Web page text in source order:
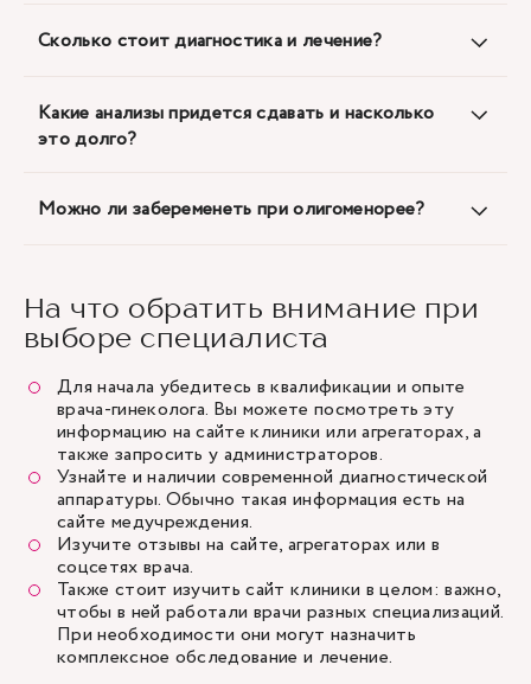
Сколько стоит диагностика и лечение?
Какие анализы придется сдавать и насколько
это долго?
Можно ли забеременеть при олигоменорее?
На что обратить внимание при
выборе специалиста
Для начала убедитесь в квалификации и опыте
врача-гинеколога. Вы можете посмотреть эту
информацию на сайте клиники или агрегаторах, а
также запросить у администраторов.
Узнайте и наличии современной диагностической
аппаратуры. Обычно такая информация есть на
сайте медучреждения.
Изучите отзывы на сайте, агрегаторах или в
соцсетях врача.
Также стоит изучить сайт клиники в целом: важно,
чтобы в ней работали врачи разных специализаций.
При необходимости они могут назначить
комплексное обследование и лечение.